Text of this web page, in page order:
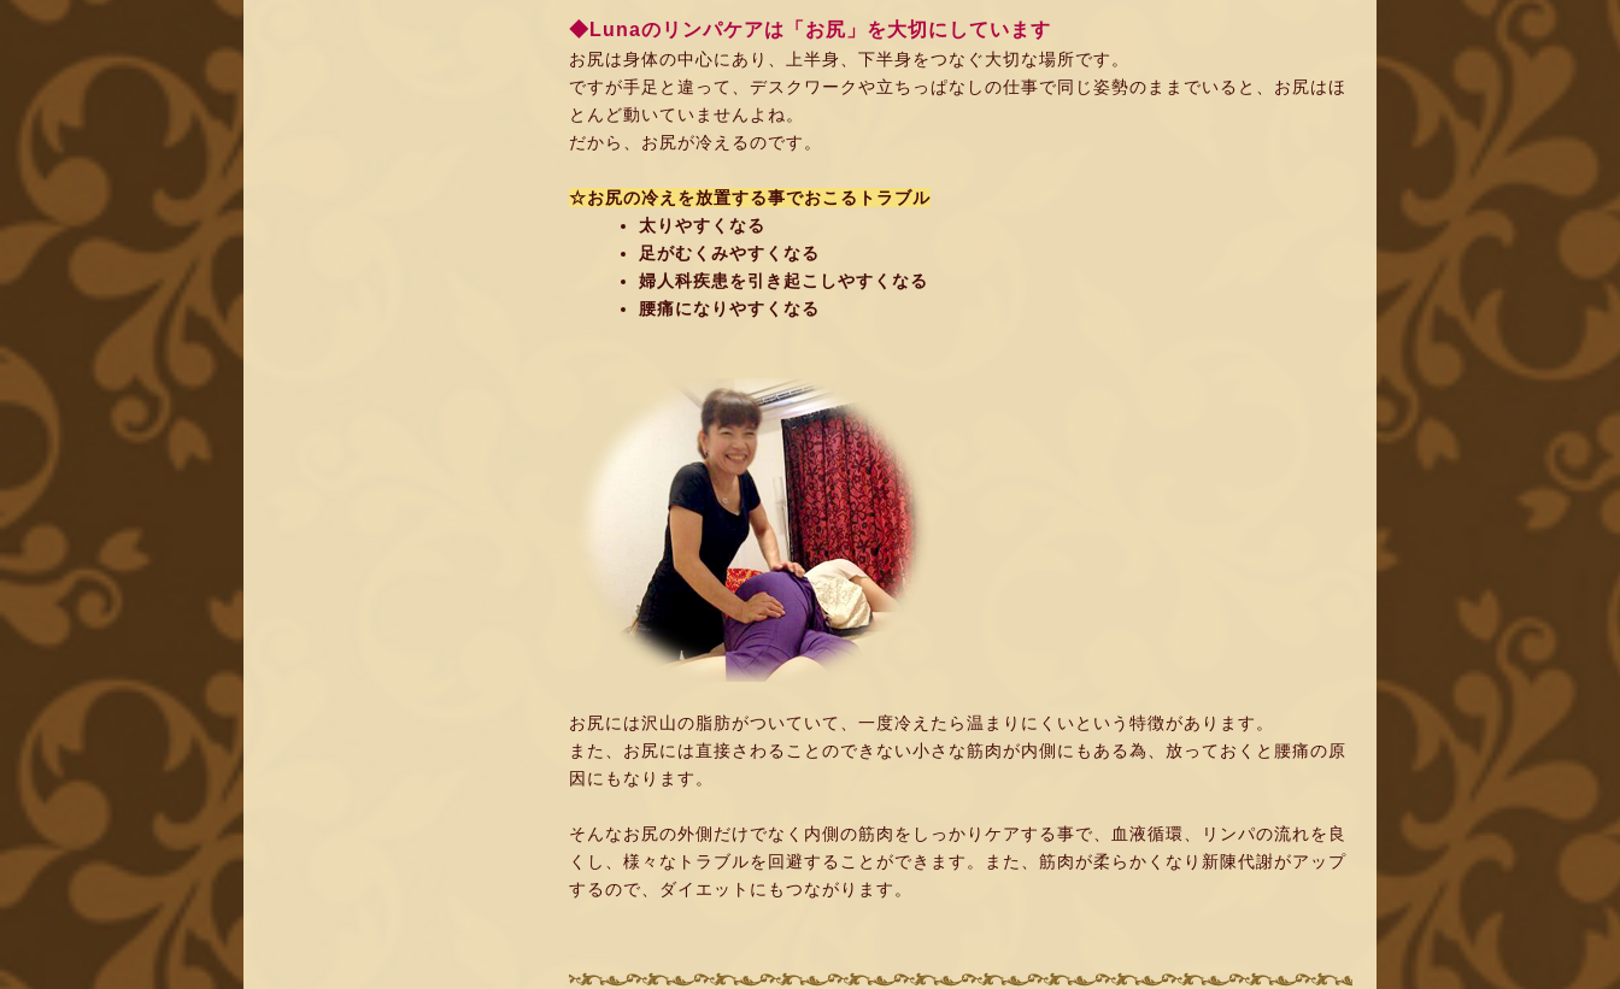
◆Lunaのリンパケアは「お尻」を大切にしています
お尻は身体の中心にあり、上半身、下半身をつなぐ大切な場所です。
ですが手足と違って、デスクワークや立ちっぱなしの仕事で同じ姿勢のままでいると、お尻はほ
とんど動いていませんよね。
だから、お尻が冷えるのです。
☆お尻の冷えを放置する事でおこるトラブル
太りやすくなる
足がむくみやすくなる
婦人科疾患を引き起こしやすくなる
腰痛になりやすくなる
お尻には沢山の脂肪がついていて、一度冷えたら温まりにくいという特徴があります。
また、お尻には直接さわることのできない小さな筋肉が内側にもある為、放っておくと腰痛の原
因にもなります。
そんなお尻の外側だけでなく内側の筋肉をしっかりケアする事で、血液循環、リンパの流れを良
くし、様々なトラブルを回避することができます。また、筋肉が柔らかくなり新陳代謝がアップ
するので、ダイエットにもつながります。